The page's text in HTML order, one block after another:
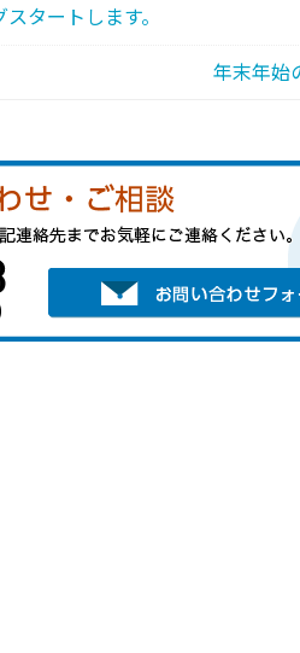
タートします。
年末年始